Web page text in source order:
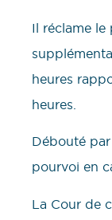
Il réclame le
heures
heures.
Débouté
pourvoi en
La Cour de